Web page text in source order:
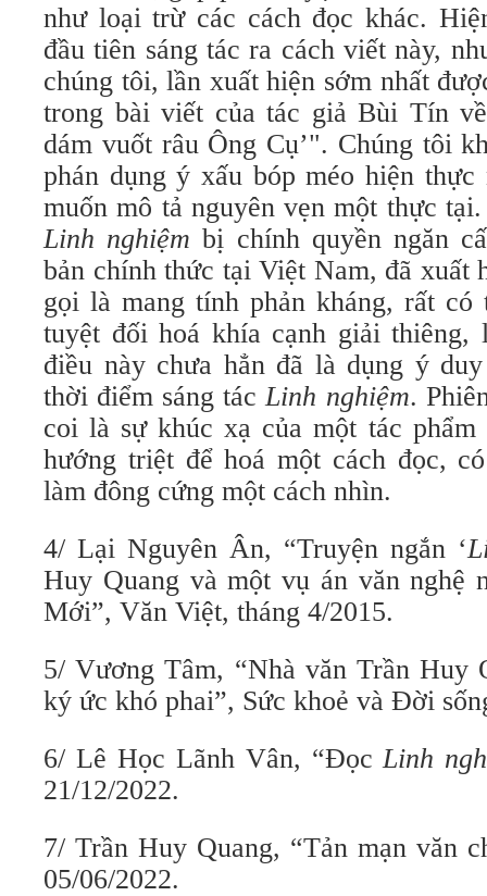
như loại trừ các cách đọc khác.
đầu tiên sáng tác ra cách viết này,
chúng tôi, lần xuất hiện sớm nhất
trong bài viết của tác giả Bùi Tín
dám vuốt râu Ông Cụ’". Chúng tôi
phán dụng ý xấu bóp méo hiện
muốn mô tả nguyên vẹn một thực
Linh nghiệm bị chính quyền ngăn
bản chính thức tại Việt Nam, đã xuất
gọi là mang tính phản kháng, rất có
tuyệt đối hoá khía cạnh giải thiêng,
điều này chưa hẳn đã là dụng ý
thời điểm sáng tácLinh nghiệm.
coi là sự khúc xạ của một tác
hướng triệt để hoá một cách đọc,
làm đông cứng một cách nhìn.
4/ Lại Nguyên Ân, “Truyện ngắn ‘
Huy Quang và một vụ án văn nghệ
Mới”, Văn Việt, tháng 4/2015.
5/ Vương Tâm, “Nhà văn Trần Huy
ký ức khó phai”, Sức khoẻ và Đời
6/ Lê Học Lãnh Vân, “ĐọcLinh
21/12/2022.
7/ Trần Huy Quang, “Tản mạn văn
05/06/2022.